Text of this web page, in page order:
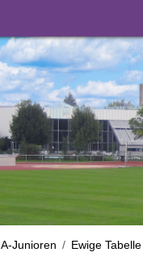
A-Junioren Ewige Tabelle